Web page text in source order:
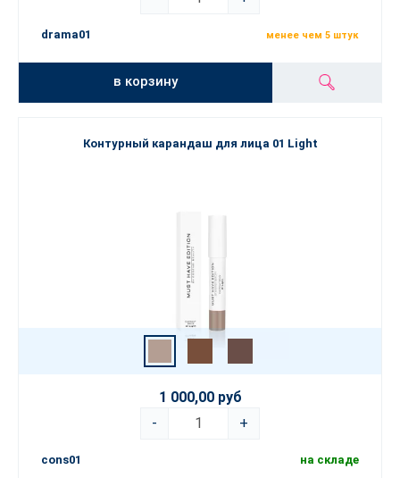
drama01 менее чем 5 штук
в корзину
Контурный карандаш для лица 01 Light
1 000,00 руб
-
+
cons01 на складе